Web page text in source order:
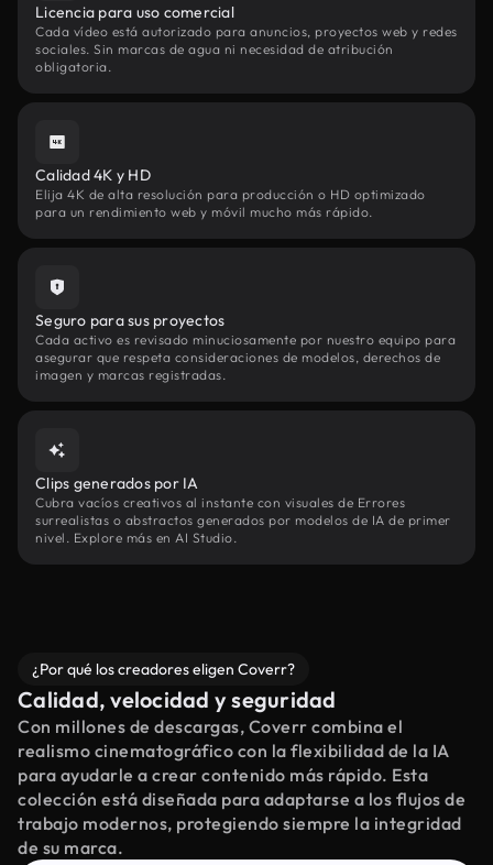
Licencia para uso comercial
Cada vídeo está autorizado para anuncios, proyectos web y redes
sociales. Sin marcas de agua ni necesidad de atribución
obligatoria.
Calidad 4K y HD
Elija 4K de alta resolución para producción o HD optimizado
para un rendimiento web y móvil mucho más rápido.
Seguro para sus proyectos
Cada activo es revisado minuciosamente por nuestro equipo para
asegurar que respeta consideraciones de modelos, derechos de
imagen y marcas registradas.
Clips generados por IA
Cubra vacíos creativos al instante con visuales de Errores
surrealistas o abstractos generados por modelos de IA de primer
nivel. Explore más en AI Studio.
¿Por qué los creadores eligen Coverr?
Calidad, velocidad y seguridad
Con millones de descargas, Coverr combina el
realismo cinematográfico con la flexibilidad de la IA
para ayudarle a crear contenido más rápido. Esta
colección está diseñada para adaptarse a los flujos de
trabajo modernos, protegiendo siempre la integridad
de su marca.